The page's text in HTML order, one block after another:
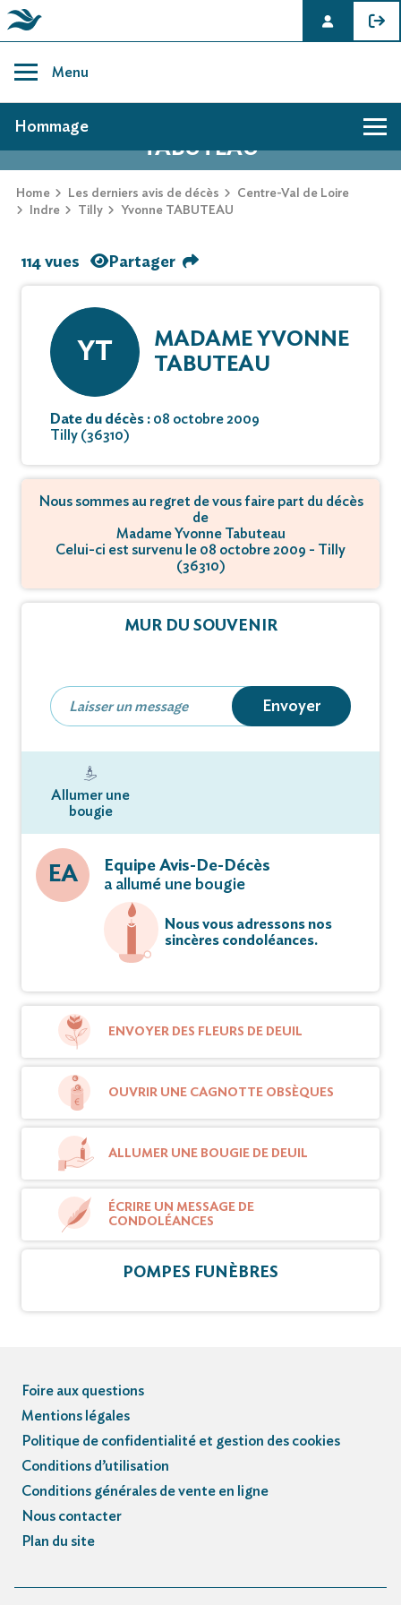
content
Menu
AVIS DE DÉCÈS DE YVONNE
TABUTEAU
Home Les derniers avis de décès
Centre-Val de Loire
Indre
Tilly Yvonne TABUTEAU
Hommage
114 vues Partager
YT
MADAME YVONNE
TABUTEAU
Date du décès : 08 octobre 2009
Tilly (36310)
Nous sommes au regret de vous faire part du décès
de
Madame Yvonne Tabuteau
Celui-ci est survenu le 08 octobre 2009 - Tilly
(36310)
MUR DU SOUVENIR
Envoyer
Allumer une
bougie
EA
Equipe Avis-De-Décès
a allumé une bougie
Nous vous adressons nos
sincères condoléances.
ENVOYER DES FLEURS DE DEUIL
OUVRIR UNE CAGNOTTE OBSÈQUES
ALLUMER UNE BOUGIE DE DEUIL
ÉCRIRE UN MESSAGE DE
CONDOLÉANCES
POMPES FUNÈBRES
Foire aux questions
Mentions légales
Politique de confidentialité et gestion des cookies
Conditions d’utilisation
Conditions générales de vente en ligne
Nous contacter
Plan du site